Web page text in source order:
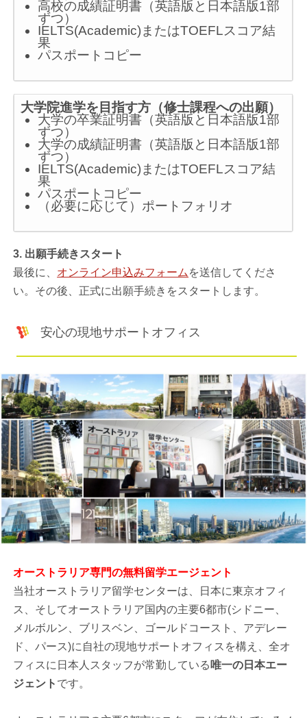
高校の成績証明書（英語版と日本語版1部
ずつ）
IELTS(Academic)またはTOEFLスコア結
果
パスポートコピー
大学院進学を目指す方（修士課程への出願）
大学の卒業証明書（英語版と日本語版1部
ずつ）
大学の成績証明書（英語版と日本語版1部
ずつ）
IELTS(Academic)またはTOEFLスコア結
果
パスポートコピー
（必要に応じて）ポートフォリオ
3. 出願手続きスタート
最後に、 オンライン申込みフォーム を送信してくださ
い。その後、正式に出願手続きをスタートします。
安心の現地サポートオフィス
オーストラリア専門の無料留学エージェント
当社オーストラリア留学センターは、日本に東京オフィ
ス、そしてオーストラリア国内の主要6都市(シドニー、
メルボルン、ブリスベン、ゴールドコースト、アデレー
ド、パース)に自社の現地サポートオフィスを構え、全オ
フィスに日本人スタッフが常勤している 唯一の日本エー
ジェント です。